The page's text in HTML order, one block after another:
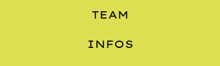
TEAM
INFOS